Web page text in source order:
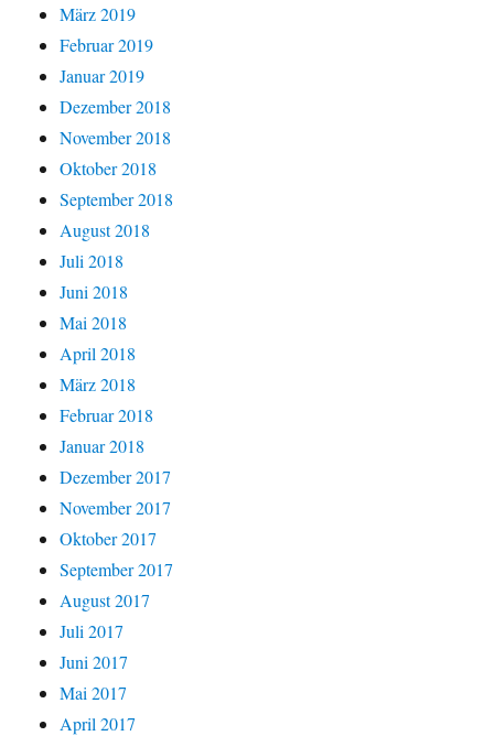
März 2019
Februar 2019
Januar 2019
Dezember 2018
November 2018
Oktober 2018
September 2018
August 2018
Juli 2018
Juni 2018
Mai 2018
April 2018
März 2018
Februar 2018
Januar 2018
Dezember 2017
November 2017
Oktober 2017
September 2017
August 2017
Juli 2017
Juni 2017
Mai 2017
April 2017